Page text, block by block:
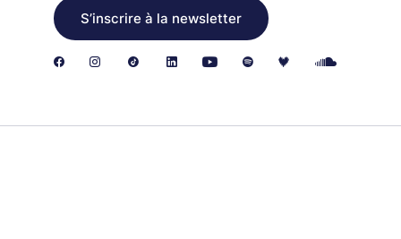
S’inscrire à la newsletter